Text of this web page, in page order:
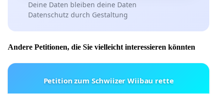
Deine Daten bleiben deine Daten
Datenschutz durch Gestaltung
Andere Petitionen, die Sie vielleicht interessieren könnten
Petition zum Schwiizer Wiibau rette